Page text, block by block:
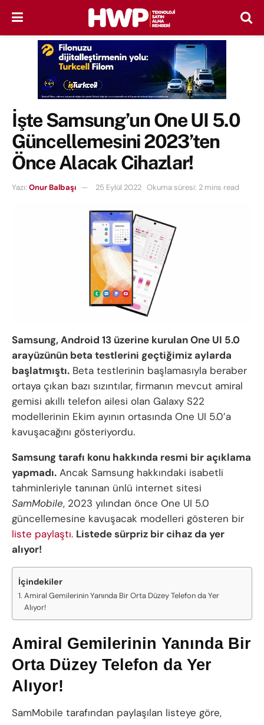
İşte Samsung’un One UI 5.0
Güncellemesini 2023’ten
Önce Alacak Cihazlar!
Yazı: Onur Balbaşı 25 Eylül 2022 Okuma süresi: 2 mins read
Samsung, Android 13 üzerine kurulan One UI 5.0
arayüzünün beta testlerini geçtiğimiz aylarda
başlatmıştı. Beta testlerinin başlamasıyla beraber
ortaya çıkan bazı sızıntılar, firmanın mevcut amiral
gemisi akıllı telefon ailesi olan Galaxy S22
modellerinin Ekim ayının ortasında One UI 5.0’a
kavuşacağını gösteriyordu.
Samsung tarafı konu hakkında resmi bir açıklama
yapmadı. Ancak Samsung hakkındaki isabetli
tahminleriyle tanınan ünlü internet sitesi
SamMobile, 2023 yılından önce One UI 5.0
güncellemesine kavuşacak modelleri gösteren bir
liste paylaştı. Listede sürpriz bir cihaz da yer
alıyor!
İçindekiler
Amiral Gemilerinin Yanında Bir Orta Düzey Telefon da Yer
Alıyor!
Amiral Gemilerinin Yanında Bir
Orta Düzey Telefon da Yer
Alıyor!
SamMobile tarafından paylaşılan listeye göre,